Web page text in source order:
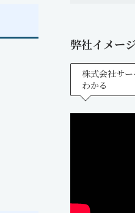
弊社イメー
株式会社サ
わかる